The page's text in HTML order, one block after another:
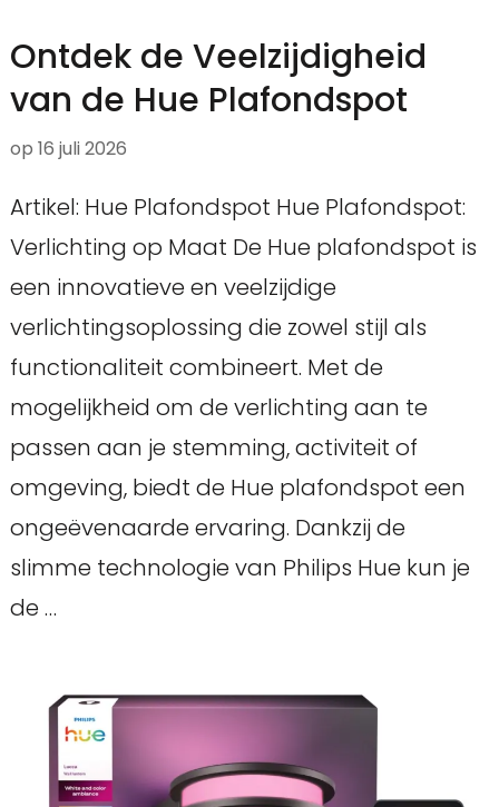
Ontdek de Veelzijdigheid
van de Hue Plafondspot
op 16 juli 2026
Artikel: Hue Plafondspot Hue Plafondspot:
Verlichting op Maat De Hue plafondspot is
een innovatieve en veelzijdige
verlichtingsoplossing die zowel stijl als
functionaliteit combineert. Met de
mogelijkheid om de verlichting aan te
passen aan je stemming, activiteit of
omgeving, biedt de Hue plafondspot een
ongeëvenaarde ervaring. Dankzij de
slimme technologie van Philips Hue kun je
de …